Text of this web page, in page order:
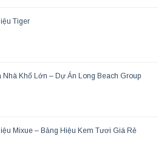
Tiger
Nhà Khổ Lớn – Dự Án Long Beach Group
Mixue – Bảng Hiệu Kem Tươi Giá Rẻ